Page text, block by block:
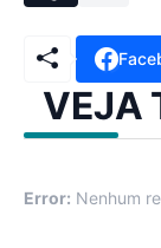
VEJA
Error: Nenhum